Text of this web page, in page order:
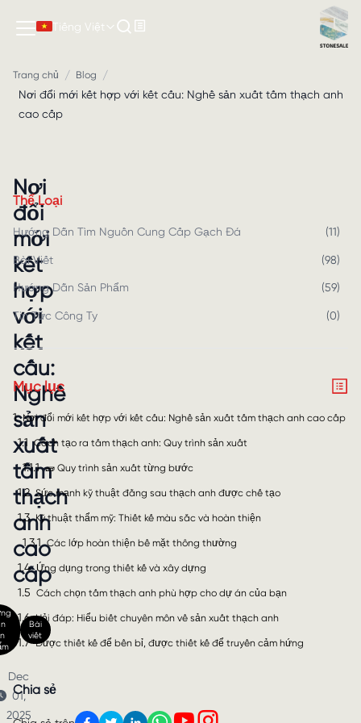
Tiếng Việt
Trang chủ / Blog
/
Nơi đổi mới kết hợp với kết cấu: Nghề sản xuất tấm thạch anh
cao cấp
Nơi
đổi
mới
kết
hợp
với
kết
cấu:
Nghề
sản
xuất
tấm
thạch
anh
cao
cấp
Bài
viết
Dec
01,
2025
Thể Loại
Hướng Dẫn Tìm Nguồn Cung Cấp Gạch Đá (11)
Bài Viết (98)
Hướng Dẫn Sản Phẩm (59)
Tin Tức Công Ty (0)
Mục lục
1 Nơi đổi mới kết hợp với kết cấu: Nghề sản xuất tấm thạch anh cao cấp
1.1 Cách tạo ra tấm thạch anh: Quy trình sản xuất
1.1.1 🧱 Quy trình sản xuất từng bước
1.2 Sức mạnh kỹ thuật đằng sau thạch anh được chế tạo
1.3 Kỹ thuật thẩm mỹ: Thiết kế màu sắc và hoàn thiện
1.3.1 Các lớp hoàn thiện bề mặt thông thường
1.4 Ứng dụng trong thiết kế và xây dựng
1.5 Cách chọn tấm thạch anh phù hợp cho dự án của bạn
1.6 Hỏi đáp: Hiểu biết chuyên môn về sản xuất thạch anh
1.7 Được thiết kế để bền bỉ, được thiết kế để truyền cảm hứng
Chia sẻ